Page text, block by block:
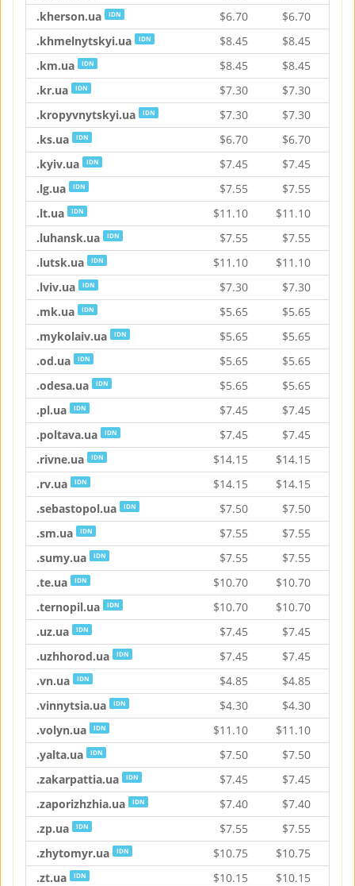
.kherson.ua
IDN $6.70 $6.70
.khmelnytskyi.ua
IDN $8.45 $8.45
.km.ua
IDN $8.45 $8.45
.kr.ua
IDN $7.30 $7.30
.kropyvnytskyi.ua
IDN $7.30 $7.30
.ks.ua
IDN $6.70 $6.70
.kyiv.ua
IDN $7.45 $7.45
.lg.ua
IDN $7.55 $7.55
.lt.ua
IDN $11.10 $11.10
.luhansk.ua
IDN $7.55 $7.55
.lutsk.ua
IDN $11.10 $11.10
.lviv.ua
IDN $7.30 $7.30
.mk.ua
IDN $5.65 $5.65
.mykolaiv.ua
IDN $5.65 $5.65
.od.ua
IDN $5.65 $5.65
.odesa.ua
IDN $5.65 $5.65
.pl.ua
IDN $7.45 $7.45
.poltava.ua
IDN $7.45 $7.45
.rivne.ua
IDN $14.15 $14.15
.rv.ua
IDN $14.15 $14.15
.sebastopol.ua
IDN $7.50 $7.50
.sm.ua
IDN $7.55 $7.55
.sumy.ua
IDN $7.55 $7.55
.te.ua
IDN $10.70 $10.70
.ternopil.ua
IDN $10.70 $10.70
.uz.ua
IDN $7.45 $7.45
.uzhhorod.ua
IDN $7.45 $7.45
.vn.ua
IDN $4.85 $4.85
.vinnytsia.ua
IDN $4.30 $4.30
.volyn.ua
IDN $11.10 $11.10
.yalta.ua
IDN $7.50 $7.50
.zakarpattia.ua
IDN $7.45 $7.45
.zaporizhzhia.ua
IDN $7.40 $7.40
.zp.ua
IDN $7.55 $7.55
.zhytomyr.ua
IDN $10.75 $10.75
.zt.ua
IDN $10.15 $10.15